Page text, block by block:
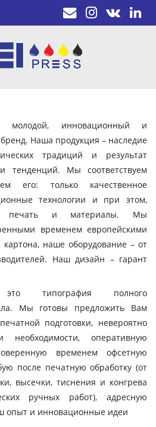
молодой, инновационный и
Наша продукция – наследие
традиций и результат
тенденций. Мы соответствуем
его: только качественное
технологии и при этом,
печать и материалы. Мы
временем европейскими
наше оборудование – от
Наш дизайн – гарант
типография полного
Мы готовы предложить Вам
подготовки, невероятно
оперативную
временем офсетную
после печатную обработку (от
высечки, тиснения и конгрева
ручных работ), адресную
опыт и инновационные идеи